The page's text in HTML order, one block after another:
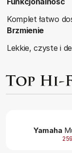
Komplet łatwo
Brzmienie
Lekkie, czyste i
Yamaha